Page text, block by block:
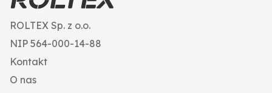
ROLTEX Sp. z o.o.
NIP 564-000-14-88
Kontakt
O nas